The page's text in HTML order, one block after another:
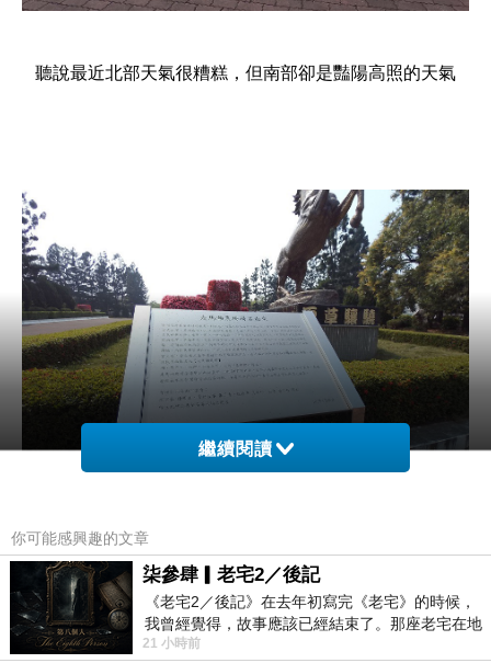
聽說最近北部天氣很糟糕，但南部卻是豔陽高照的天氣
走馬瀨的由來有興趣大家可以去估狗，由來有四種，其中
一種是
「三百多年前，荷蘭據台，引進馬匹供本地散居之
繼續閱讀
你可能感興趣的文章
柒參肆▎老宅2／後記
《老宅2／後記》在去年初寫完《老宅》的時候，
我曾經覺得，故事應該已經結束了。那座老宅在地
震中倒塌，七個人終於離開那片黑暗，
21 小時前